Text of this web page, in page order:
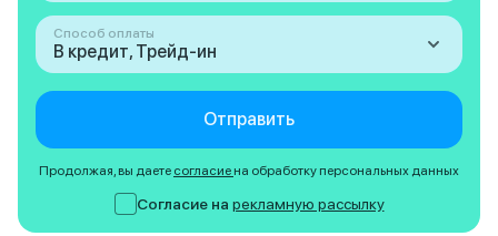
Способ оплаты
В кредит, Трейд-ин
Отправить
Продолжая, вы даете согласие на обработку персональных данных
Согласие на рекламную рассылку